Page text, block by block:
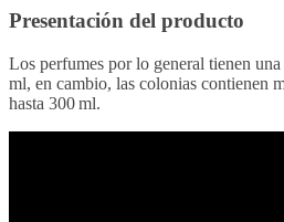
Presentación del producto
Los perfumes por lo general tienen
ml, en cambio, las colonias contienen
hasta 300 ml.